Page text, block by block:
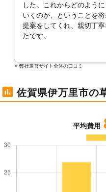
した。これからどのよう
いくのか、ということを
提案をしてくれ、親切丁
たです。
※ 弊社運営サイト全体の⼝コミ
佐賀県伊万里市の
平均費用